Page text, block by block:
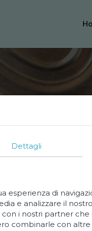
Dettagli
esperienza di
e analizzare il
i nostri partner che
combinarle con